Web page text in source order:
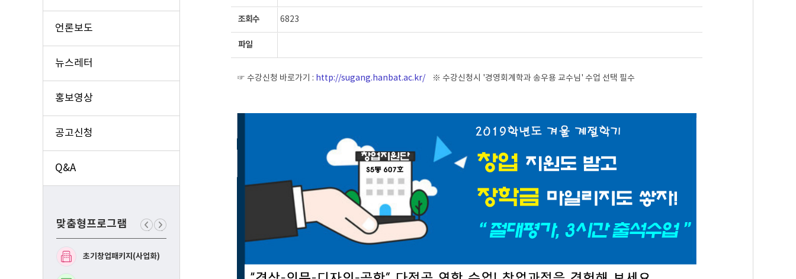
언론보도
뉴스레터
홍보영상
공고신청
Q&A
맞춤형프로그램
맞
춤
맞
춤
초기창업패키지(사업화)
조회수 6823
파일
☞ 수강신청 바로가기 : http://sugang.hanbat.ac.kr/※ 수강신청시 '경영회계학과 송우용 교수님' 수업 선택 필수